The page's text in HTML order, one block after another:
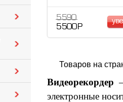
5 590
5 500 Р
Товаров на
Видеорекордер
электронные